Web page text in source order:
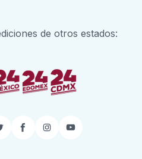
de otros estados:
Facebook
InstagramYouTube